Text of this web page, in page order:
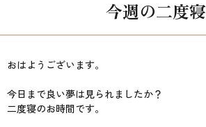
今週の二度寝
おはようございます。
今日まで良い夢は見られましたか？
二度寝のお時間です。